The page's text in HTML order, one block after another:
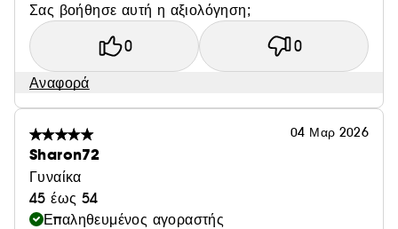
Σας βοήθησε αυτή η αξιολόγηση;
0 0
Αναφορά
04 Μαρ 2026
Sharon72
Γυναίκα
45 έως 54
Επαληθευμένος αγοραστής